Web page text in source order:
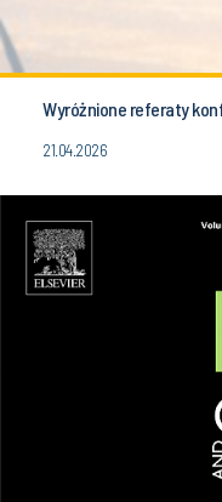
Wyróżnione referaty
21.04.2026